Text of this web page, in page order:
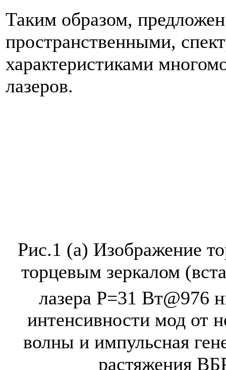
Таким образом,
пространственными,
характеристиками
лазеров.
Рис.1 (a) Изображение
торцевым зеркалом
лазера P=31 Вт@976
интенсивности мод от
волны и импульсная
растяжения